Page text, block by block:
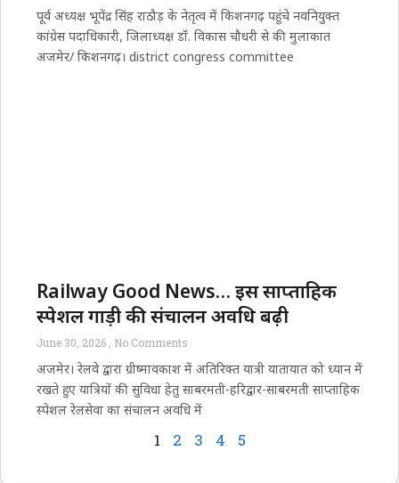
पूर्व अध्यक्ष भूपेंद्र सिंह राठौड़ के नेतृत्व में किशनगढ़ पहुंचे नवनियुक्त
कांग्रेस पदाधिकारी, जिलाध्यक्ष डॉ. विकास चौधरी से की मुलाकात
अजमेर/ किशनगढ़। district congress committee
Railway Good News… इस साप्ताहिक
स्पेशल गाड़ी की संचालन अवधि बढ़ी
June 30, 2026 No Comments
अजमेर। रेलवे द्वारा ग्रीष्मावकाश में अतिरिक्त यात्री यातायात को ध्यान में
रखते हुए यात्रियों की सुविधा हेतु साबरमती-हरिद्वार-साबरमती साप्ताहिक
स्पेशल रेलसेवा का संचालन अवधि में
1 2 3 4 5